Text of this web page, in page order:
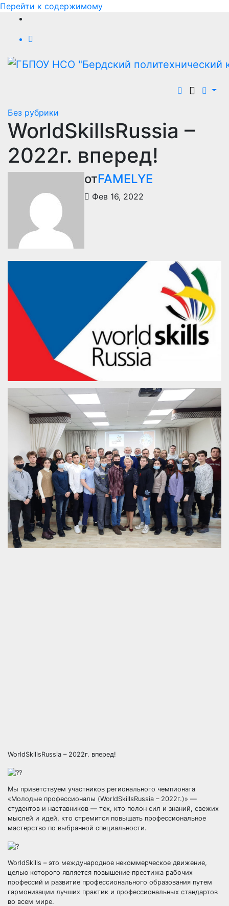
Перейти к содержимому
Без рубрики
WorldSkillsRussia –
2022г. вперед!
отFAMELYE
Фев 16, 2022
WorldSkillsRussia – 2022г. вперед!
Мы приветствуем участников регионального чемпионата
«Молодые профессионалы (WorldSkillsRussia – 2022г.)» —
студентов и наставников — тех, кто полон сил и знаний, свежих
мыслей и идей, кто стремится повышать профессиональное
мастерство по выбранной специальности.
WorldSkills – это международное некоммерческое движение,
целью которого является повышение престижа рабочих
профессий и развитие профессионального образования путем
гармонизации лучших практик и профессиональных стандартов
во всем мире.